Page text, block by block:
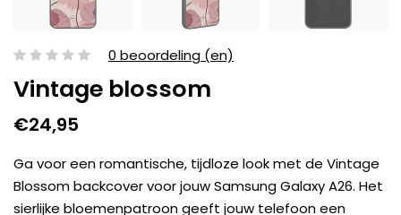
0 beoordeling (en)
Vintage blossom
€24,95
Ga voor een romantische, tijdloze look met de Vintage
Blossom backcover voor jouw Samsung Galaxy A26. Het
sierlijke bloemenpatroon geeft jouw telefoon een